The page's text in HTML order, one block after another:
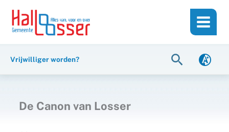
inhoud
naar
Vrijwilliger worden? Zoeken
De Canon van Losser